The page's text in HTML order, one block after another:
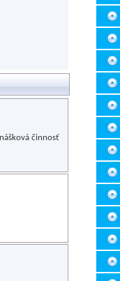
činnosť